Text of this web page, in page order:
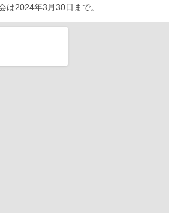
は2024年3月30日まで。